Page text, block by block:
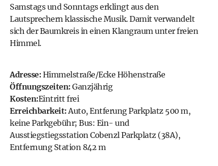
Samstags und Sonntags erklingt aus den
Lautsprechern klassische Musik. Damit verwandelt
sich der Baumkreis in einen Klangraum unter freien
Himmel.
Adresse: Himmelstraße/Ecke Höhenstraße
Öffnungszeiten: Ganzjährig
Kosten:Eintritt frei
Erreichbarkeit:Auto, Entferung Parkplatz 500 m,
keine Parkgebühr; Bus: Ein- und
Ausstiegstiegsstation Cobenzl Parkplatz (38A),
Entfernung Station 842 m